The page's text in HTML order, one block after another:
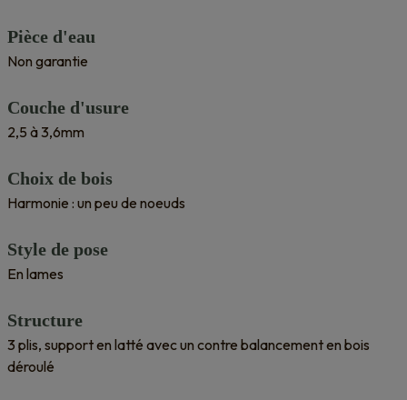
Pièce d'eau
Non garantie
Couche d'usure
2,5 à 3,6mm
Choix de bois
Harmonie : un peu de noeuds
Style de pose
En lames
Structure
3 plis, support en latté avec un contre balancement en bois
déroulé